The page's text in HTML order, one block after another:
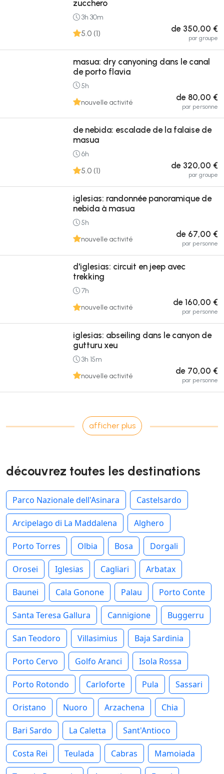
zucchero
3h 30m
5.0 (1) de 350,00 €
par groupe
masua: dry canyoning dans le canal
de porto flavia
5h
nouvelle activité
de 80,00 €
par personne
de nebida: escalade de la falaise de
masua
6h
5.0 (1) de 320,00 €
par groupe
iglesias: randonnée panoramique de
nebida à masua
5h
nouvelle activité
de 67,00 €
par personne
d'iglesias: circuit en jeep avec
trekking
7h
nouvelle activité
de 160,00 €
par personne
iglesias: abseiling dans le canyon de
gutturu xeu
3h 15m
nouvelle activité
de 70,00 €
par personne
afficher plus
découvrez toutes les destinations
Parco Nazionale dell'Asinara Castelsardo
Arcipelago di La Maddalena Alghero
Porto Torres Olbia Bosa Dorgali
Orosei Iglesias Cagliari Arbatax
Baunei Cala Gonone Palau Porto Conte
Santa Teresa Gallura Cannigione Buggerru
San Teodoro Villasimius Baja Sardinia
Porto Cervo Golfo Aranci Isola Rossa
Porto Rotondo Carloforte Pula Sassari
Oristano Nuoro Arzachena Chia
Bari Sardo La Caletta Sant'Antioco
Costa Rei Teulada Cabras Mamoiada